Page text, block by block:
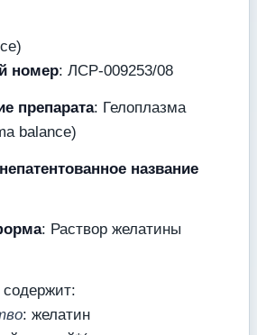
номер: ЛСР-009253/08
препарата: Гелоплазма
balance)
название
: Раствор желатины
: желатин